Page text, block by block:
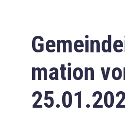
mation